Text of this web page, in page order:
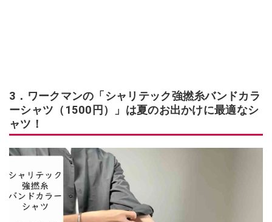
3．ワークマンの「シャリテック強撚糸バンドカラ
ーシャツ（1500円）」は夏のお出かけに最適なシ
ャツ！